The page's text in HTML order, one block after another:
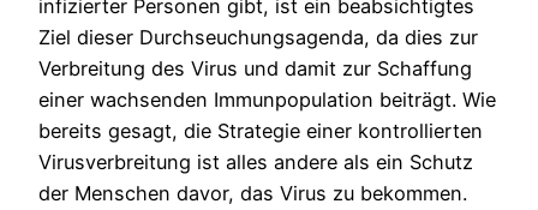
infizierter Personen gibt, ist ein beabsichtigtes
Ziel dieser Durchseuchungsagenda, da dies zur
Verbreitung des Virus und damit zur Schaffung
einer wachsenden Immunpopulation beiträgt. Wie
bereits gesagt, die Strategie einer kontrollierten
Virusverbreitung ist alles andere als ein Schutz
der Menschen davor, das Virus zu bekommen.